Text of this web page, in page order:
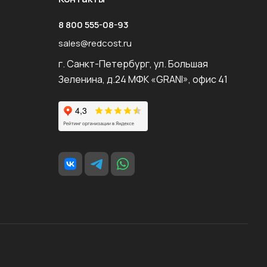
8 800 555-08-93
sales@redcost.ru
г. Санкт-Петербург, ул. Большая
Зеленина, д.24 МФК «GRANI», офис 41